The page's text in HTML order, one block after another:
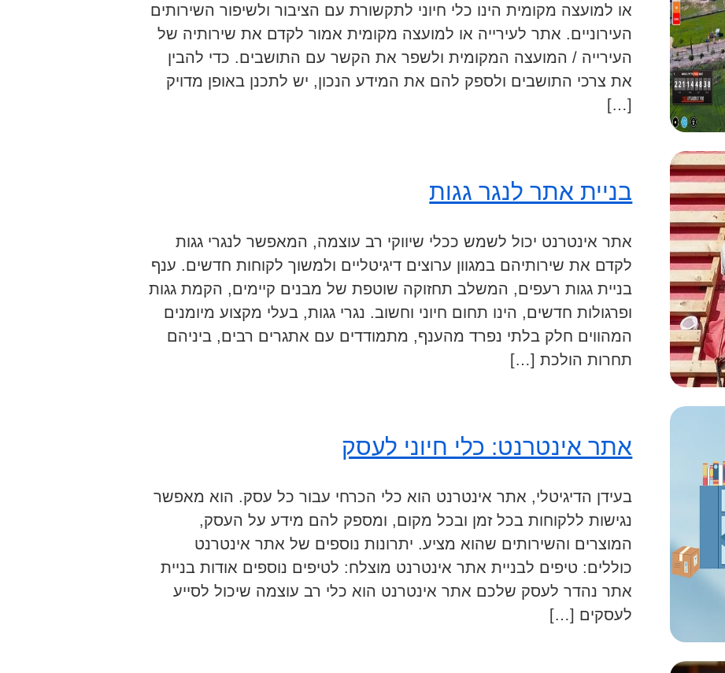
או למועצה מקומית הינו כלי חיוני לתקשורת עם הציבור ולשיפור השירותים
העירוניים. אתר לעירייה או למועצה מקומית אמור לקדם את שירותיה של
העירייה / המועצה המקומית ולשפר את הקשר עם התושבים. כדי להבין
את צרכי התושבים ולספק להם את המידע הנכון, יש לתכנן באופן מדויק
[…]
בניית אתר לנגר גגות
אתר אינטרנט יכול לשמש ככלי שיווקי רב עוצמה, המאפשר לנגרי גגות
לקדם את שירותיהם במגוון ערוצים דיגיטליים ולמשוך לקוחות חדשים. ענף
בניית גגות רעפים, המשלב תחזוקה שוטפת של מבנים קיימים, הקמת גגות
ופרגולות חדשים, הינו תחום חיוני וחשוב. נגרי גגות, בעלי מקצוע מיומנים
המהווים חלק בלתי נפרד מהענף, מתמודדים עם אתגרים רבים, ביניהם
תחרות הולכת […]
אתר אינטרנט: כלי חיוני לעסק
בעידן הדיגיטלי, אתר אינטרנט הוא כלי הכרחי עבור כל עסק. הוא מאפשר
נגישות ללקוחות בכל זמן ובכל מקום, ומספק להם מידע על העסק,
המוצרים והשירותים שהוא מציע. יתרונות נוספים של אתר אינטרנט
כוללים: טיפים לבניית אתר אינטרנט מוצלח: לטיפים נוספים אודות בניית
אתר נהדר לעסק שלכם אתר אינטרנט הוא כלי רב עוצמה שיכול לסייע
לעסקים […]